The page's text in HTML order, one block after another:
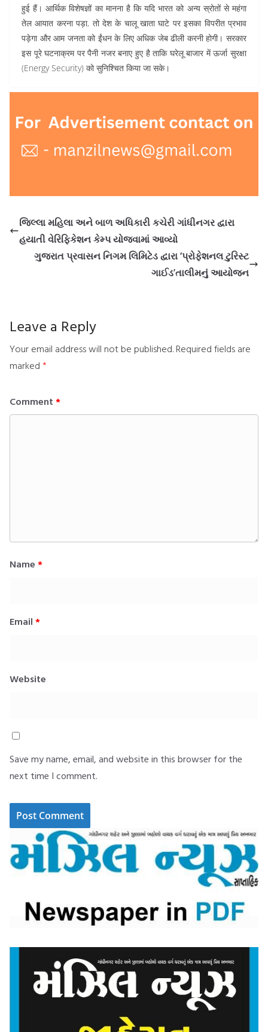
हुई हैं। आर्थिक विशेषज्ञों का मानना है कि यदि भारत को अन्य स्रोतों से महंगा
तेल आयात करना पड़ा, तो देश के चालू खाता घाटे पर इसका विपरीत प्रभाव
पड़ेगा और आम जनता को ईंधन के लिए अधिक जेब ढीली करनी होगी। सरकार
इस पूरे घटनाक्रम पर पैनी नजर बनाए हुए है ताकि घरेलू बाजार में ऊर्जा सुरक्षा
(Energy Security) को सुनिश्चित किया जा सके।
જિલ્લા મહિલા અને બાળ અધિકારી કચેરી ગાંધીનગર દ્વારા
હયાતી વેરિફિકેશન કેમ્પ યોજવામાં આવ્યો
ગુજરાત પ્રવાસન નિગમ લિમિટેડ દ્વારા ‘પ્રોફેશનલ ટુરિસ્ટ
ગાઈડ’તાલીમનું આયોજન
Leave a Reply
Your email address will not be published. Required fields are
marked *
Comment *
Name *
Email *
Website
Save my name, email, and website in this browser for the
next time I comment.